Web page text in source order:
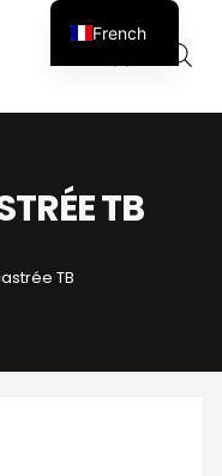
Panier
0
TB
TB
French